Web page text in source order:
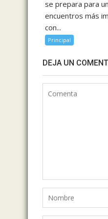
se prepara para
encuentros más
con...
Principal
DEJA UN